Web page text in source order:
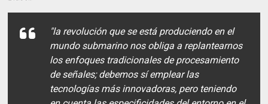
"la revolución que se está produciendo en el
mundo submarino nos obliga a replantearnos
los enfoques tradicionales de procesamiento
de señales; debemos sí emplear las
tecnologías más innovadoras, pero teniendo